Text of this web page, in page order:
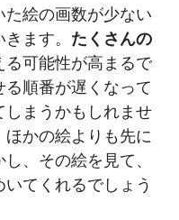
絵の画数が少ない
ます。 たくさんの
る可能性が高まるで
順番が遅くなって
しまうかもしれませ
ほかの絵よりも先に
、その絵を見て、
てくれるでしょう